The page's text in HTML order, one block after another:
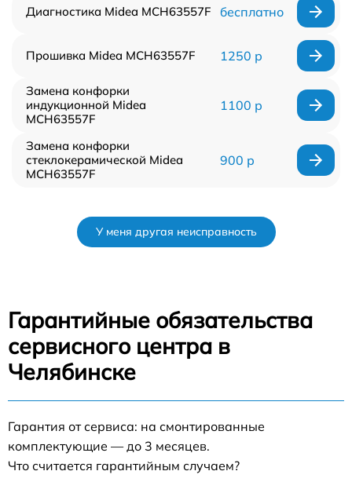
Диагностика Midea MCH63557F бесплатно
Прошивка Midea MCH63557F 1250 р
Замена конфорки
индукционной Midea
MCH63557F
1100 р
Замена конфорки
стеклокерамической Midea
MCH63557F
900 р
У меня другая неисправность
Гарантийные обязательства
сервисного центра в
Челябинске
Гарантия от сервиса: на смонтированные
комплектующие — до 3 месяцев.
Что считается гарантийным случаем?